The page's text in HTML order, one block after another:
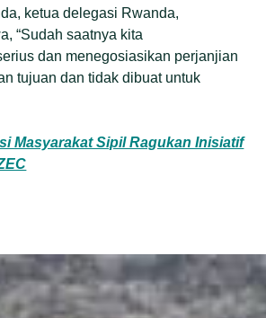
ketua delegasi Rwanda,
“Sudah saatnya kita
dan menegosiasikan perjanjian
tujuan dan tidak dibuat untuk
Masyarakat Sipil Ragukan Inisiatif